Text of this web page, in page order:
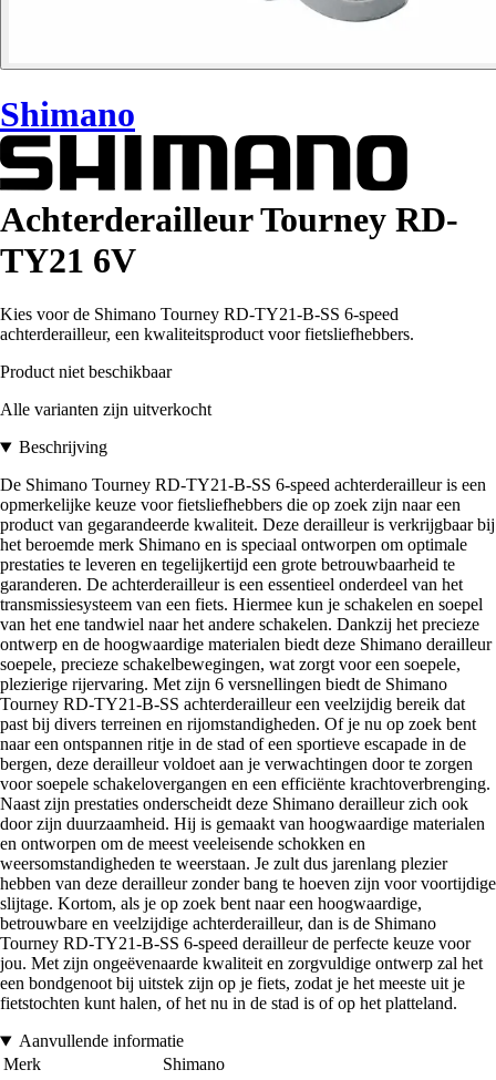
Shimano
Achterderailleur Tourney RD-
TY21 6V
Kies voor de Shimano Tourney RD-TY21-B-SS 6-speed
achterderailleur, een kwaliteitsproduct voor fietsliefhebbers.
Product niet beschikbaar
Alle varianten zijn uitverkocht
Beschrijving
De Shimano Tourney RD-TY21-B-SS 6-speed achterderailleur is een
opmerkelijke keuze voor fietsliefhebbers die op zoek zijn naar een
product van gegarandeerde kwaliteit. Deze derailleur is verkrijgbaar bij
het beroemde merk Shimano en is speciaal ontworpen om optimale
prestaties te leveren en tegelijkertijd een grote betrouwbaarheid te
garanderen. De achterderailleur is een essentieel onderdeel van het
transmissiesysteem van een fiets. Hiermee kun je schakelen en soepel
van het ene tandwiel naar het andere schakelen. Dankzij het precieze
ontwerp en de hoogwaardige materialen biedt deze Shimano derailleur
soepele, precieze schakelbewegingen, wat zorgt voor een soepele,
plezierige rijervaring. Met zijn 6 versnellingen biedt de Shimano
Tourney RD-TY21-B-SS achterderailleur een veelzijdig bereik dat
past bij divers terreinen en rijomstandigheden. Of je nu op zoek bent
naar een ontspannen ritje in de stad of een sportieve escapade in de
bergen, deze derailleur voldoet aan je verwachtingen door te zorgen
voor soepele schakelovergangen en een efficiënte krachtoverbrenging.
Naast zijn prestaties onderscheidt deze Shimano derailleur zich ook
door zijn duurzaamheid. Hij is gemaakt van hoogwaardige materialen
en ontworpen om de meest veeleisende schokken en
weersomstandigheden te weerstaan. Je zult dus jarenlang plezier
hebben van deze derailleur zonder bang te hoeven zijn voor voortijdige
slijtage. Kortom, als je op zoek bent naar een hoogwaardige,
betrouwbare en veelzijdige achterderailleur, dan is de Shimano
Tourney RD-TY21-B-SS 6-speed derailleur de perfecte keuze voor
jou. Met zijn ongeëvenaarde kwaliteit en zorgvuldige ontwerp zal het
een bondgenoot bij uitstek zijn op je fiets, zodat je het meeste uit je
fietstochten kunt halen, of het nu in de stad is of op het platteland.
Aanvullende informatie
Merk
Shimano